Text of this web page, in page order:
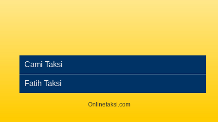
Cami Taksi
Fatih Taksi
Onlinetaksi.com